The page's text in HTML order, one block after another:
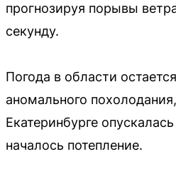
прогнозируя порывы
секунду.
Погода в области
аномального
Екатеринбурге
началось потепление.